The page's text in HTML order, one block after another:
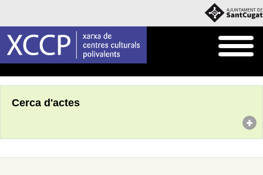
Cerca d'actes